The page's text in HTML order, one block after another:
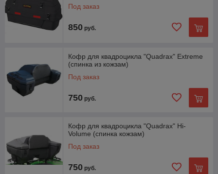
Под заказ
850 руб.
Кофр для квадроцикла "Quadrax" Extreme
(спинка из кожзам)
Под заказ
750 руб.
Кофр для квадроцикла "Quadrax" Hi-
Volume (спинка кожзам)
Под заказ
750 руб.